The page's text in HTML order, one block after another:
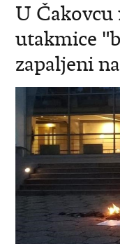
U
utakmice
zapaljeni